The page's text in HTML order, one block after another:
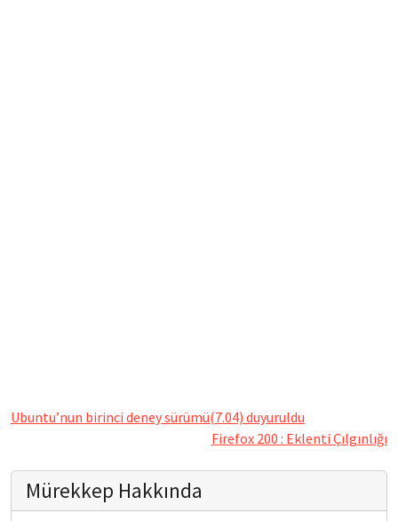
Ubuntu’nun birinci deney sürümü(7.04) duyuruldu
Firefox 200 : Eklenti Çılgınlığı
Mürekkep Hakkında